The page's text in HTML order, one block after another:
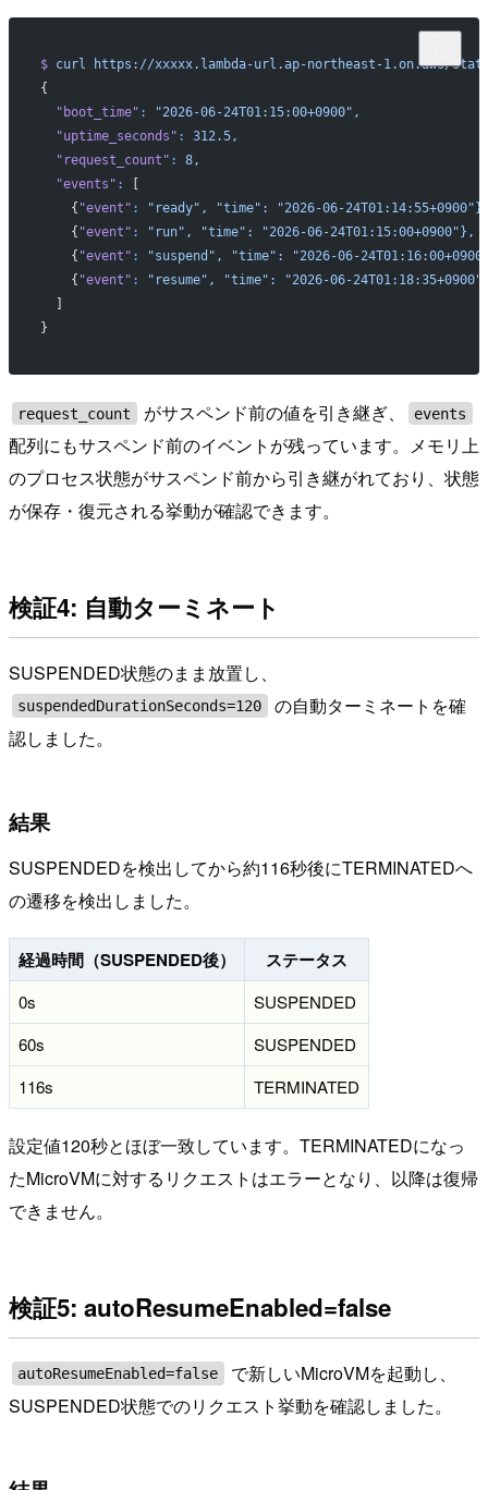
$ curl
https://xxxxx.lambda-url.ap-northeast-1.on.aws/
{
  "boot_time"
:
"2026-06-24T01:15:00+0900",
  "uptime_seconds"
:
312.5,
  "request_count"
:
8,
  "events"
:
[
    {
"event" : "ready", "time":
"2026-06-
    {
"event" : "run", "time":
"2026-06-24T01:15:00+0900"},
    {
"event" : "suspend", "time":
"2026-06-
    {
"event" : "resume", "time":
"2026-06-
  ]
}
request_count がサスペンド前の値を引き継ぎ、 events
配列にもサスペンド前のイベントが残っています。メモリ上
のプロセス状態がサスペンド前から引き継がれており、状態
が保存・復元される挙動が確認できます。
検証4: 自動ターミネート
SUSPENDED状態のまま放置し、
suspendedDurationSeconds=120
の自動ターミネートを確
認しました。
結果
SUSPENDEDを検出してから約116秒後にTERMINATEDへ
の遷移を検出しました。
経過時間（SUSPENDED後） ステータス
0s
SUSPENDED
60s
SUSPENDED
116s
TERMINATED
設定値120秒とほぼ一致しています。TERMINATEDになっ
たMicroVMに対するリクエストはエラーとなり、以降は復帰
できません。
検証5: autoResumeEnabled=false
autoResumeEnabled=false
で新しいMicroVMを起動し、
SUSPENDED状態でのリクエスト挙動を確認しました。